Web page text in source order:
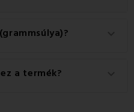
145 g/m².
a termék?